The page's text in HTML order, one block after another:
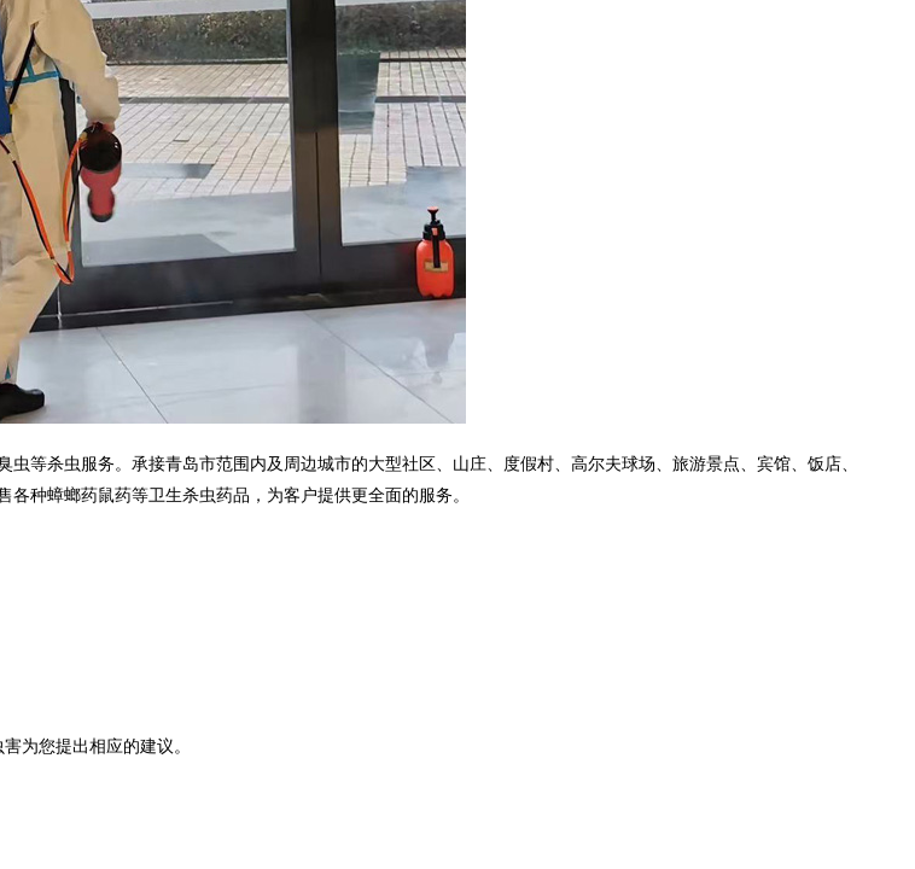
等杀虫服务。承接青岛市范围内及周边城市的大型社区、山庄、度假村、高尔夫球场、旅游景点、宾馆、饭店、
种蟑螂药鼠药等卫生杀虫药品，为客户提供更全面的服务。
为您提出相应的建议。